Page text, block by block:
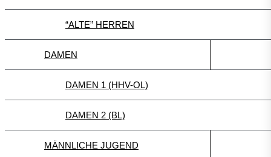
“ALTE” HERREN
DAMEN
DAMEN 1 (HHV-OL)
DAMEN 2 (BL)
MÄNNLICHE JUGEND